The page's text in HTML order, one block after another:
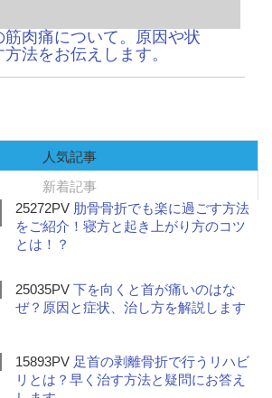
肉痛について。原因や状
法をお伝えします。
人気記事
新着記事
25272PV 肋骨骨折でも楽に過ごす方法
をご紹介！寝方と起き上がり方のコツ
とは！？
25035PV下を向くと首が痛いのはな
ぜ？原因と症状、治し方を解説します
15893PV 足首の剥離骨折で行うリハビ
リとは？早く治す方法と疑問にお答え